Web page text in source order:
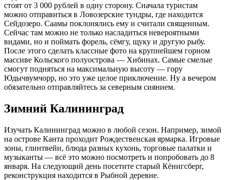
стоят от 3 000 рублей в одну сторону. Сначала туристам
можно отправиться в Ловозерские тундры, где находится
Сейдозеро. Саамы поклонялись ему и считали священным.
Сейчас там можно не только насладиться невероятными
видами, но и поймать форель, сёмгу, щуку и другую рыбу.
После этого сделать классные фото на крупнейшем горном
массиве Кольского полуострова — Хибинах. Самые смелые
смогут подняться на максимальную высоту — гору
Юдычвумчорр, но это уже целое приключение. Ну а вечером
обязательно отправляйтесь за северным сиянием.
Зимний Калининград
Изучать Калининград можно в любой сезон. Например, зимой
на острове Канта проходит Рождественская ярмарка. Игровые
зоны, глинтвейн, блюда разных кухонь, торговые палатки и
музыканты — всё это можно посмотреть и попробовать до 8
января. На следующий день посетите старый Кёнигсберг,
реконструкция находится в Рыбной деревне.